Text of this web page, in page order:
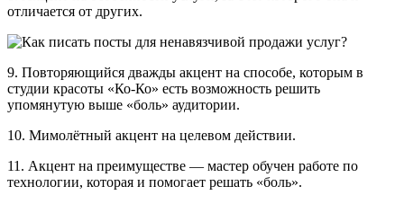
отличается от других.
9. Повторяющийся дважды акцент на способе, которым в
студии красоты «Ко-Ко» есть возможность решить
упомянутую выше «боль» аудитории.
10. Мимолётный акцент на целевом действии.
11. Акцент на преимуществе — мастер обучен работе по
технологии, которая и помогает решать «боль».